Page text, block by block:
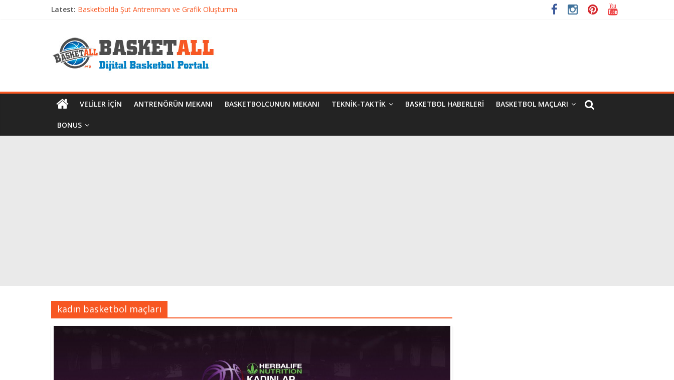
Latest: Basketbolda Şut Antrenmanı ve Grafik Oluşturma
Etkili Basketbol Antrenmanı Nasıl Olmalı
Basketbolcu Beslenmesi: Performansı Artıran Bilimsel Yaklaşımlar
VELILER İÇIN ANTRENÖRÜN MEKANI BASKETBOLCUNUN MEKANI TEKNIK-TAKTIK BASKETBOL HABERLERI BASKETBOL MAÇLARI
BONUS
kadın basketbol maçları